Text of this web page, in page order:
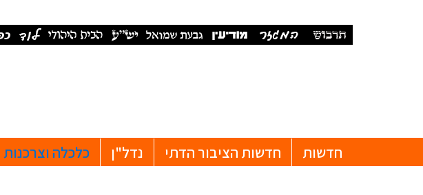
חדשות חדשות הציבור הדתי נדל"ן כלכלה וצרכנות